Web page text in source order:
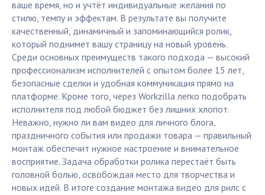
ваше время, но и учтёт индивидуальные желания по
стилю, темпу и эффектам. В результате вы получите
качественный, динамичный и запоминающийся ролик,
который поднимет вашу страницу на новый уровень.
Среди основных преимуществ такого подхода — высокий
профессионализм исполнителей с опытом более 15 лет,
безопасные сделки и удобная коммуникация прямо на
платформе. Кроме того, через Workzilla легко подобрать
исполнителя под любой бюджет без лишних хлопот.
Неважно, нужно ли вам видео для личного блога,
праздничного события или продажи товара — правильный
монтаж обеспечит нужное настроение и внимательное
восприятие. Задача обработки ролика перестаёт быть
головной болью, освобождая место для творчества и
новых идей. В итоге создание монтажа видео для рилс с